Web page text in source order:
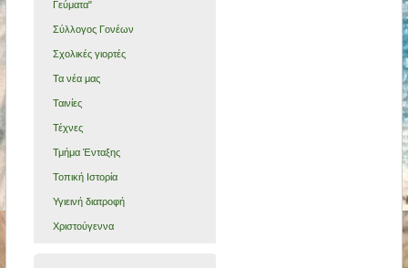
Γεύματα"
Σύλλογος Γονέων
Σχολικές γιορτές
Τα νέα μας
Ταινίες
Τέχνες
Τμήμα Ένταξης
Τοπική Ιστορία
Υγιεινή διατροφή
Χριστούγεννα